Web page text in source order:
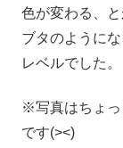
色が変わる、
ブタのように
レベルでした。
※写真はちょっ
です(><)